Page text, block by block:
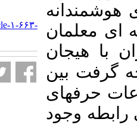
http://journalieaa.ir/article-۱-۶۶۳-